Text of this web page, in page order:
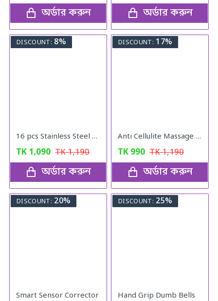
অর্ডার করুন অর্ডার করুন
DISCOUNT: 8%
16 pcs Stainless Steel Nail Cutter Clipper Tool Box Set For Personal Care Manicure Set
TK 1,090 TK1,190
অর্ডার করুন
DISCOUNT: 17%
Anti Cellulite Massage Oil
TK 990 TK1,190
অর্ডার করুন
DISCOUNT: 20%
Smart Sensor Corrector
DISCOUNT: 25%
Hand Grip Dumb Bells